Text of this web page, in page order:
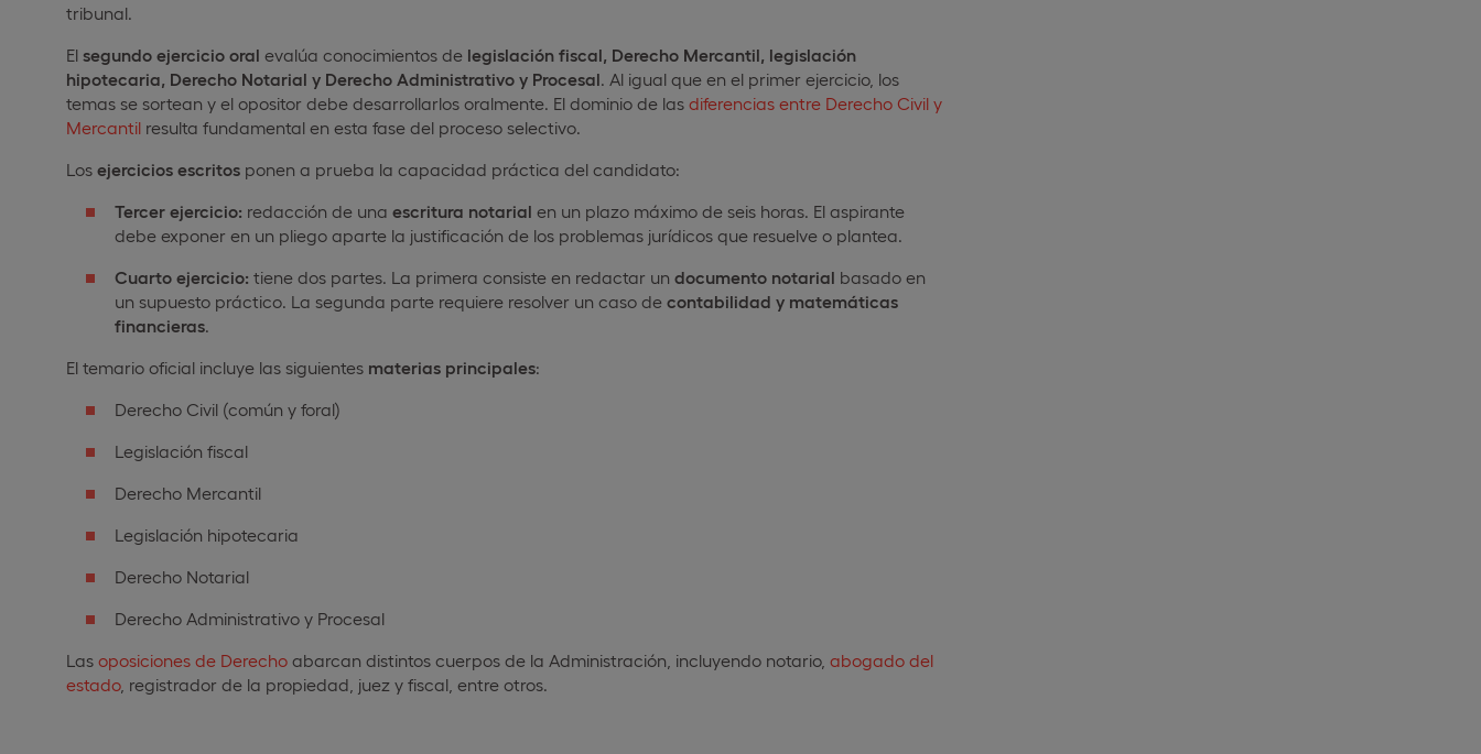
tribunal.
El segundo ejercicio oral evalúa conocimientos de legislación fiscal, Derecho Mercantil, legislación
hipotecaria, Derecho Notarial y Derecho Administrativo y Procesal . Al igual que en el primer ejercicio, los
temas se sortean y el opositor debe desarrollarlos oralmente. El dominio de las diferencias entre Derecho Civil y
Mercantil resulta fundamental en esta fase del proceso selectivo.
Los ejercicios escritos ponen a prueba la capacidad práctica del candidato:
Tercer ejercicio: redacción de una escritura notarial en un plazo máximo de seis horas. El aspirante
debe exponer en un pliego aparte la justificación de los problemas jurídicos que resuelve o plantea.
Cuarto ejercicio: tiene dos partes. La primera consiste en redactar un documento notarial basado en
un supuesto práctico. La segunda parte requiere resolver un caso de contabilidad y matemáticas
financieras
El temario oficial incluye las siguientes materias principales:
Derecho Civil (común y foral)
Legislación fiscal
Derecho Mercantil
Legislación hipotecaria
Derecho Notarial
Derecho Administrativo y Procesal
Las oposiciones de Derecho abarcan distintos cuerpos de la Administración, incluyendo notario, abogado del
estado, registrador de la propiedad, juez y fiscal, entre otros.